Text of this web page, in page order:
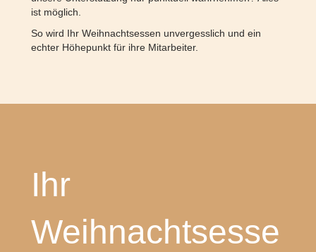
ist möglich.
So wird Ihr Weihnachtsessen unvergesslich und ein
echter Höhepunkt für ihre Mitarbeiter.
Ihr
Weihnachtsesse